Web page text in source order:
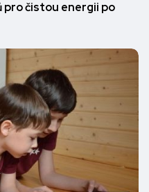
čistou energii po